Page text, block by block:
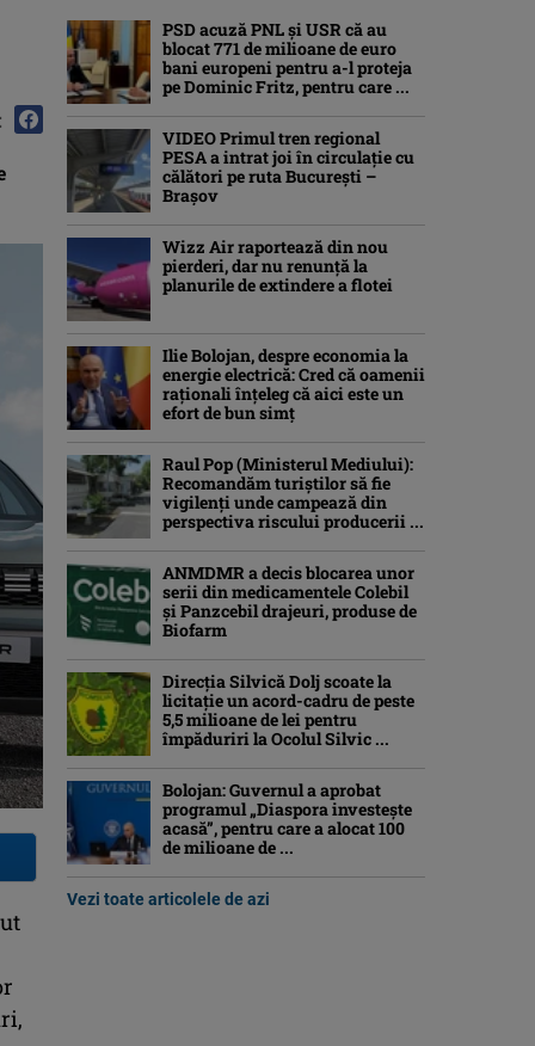
PSD acuză PNL și USR că au
blocat 771 de milioane de euro
bani europeni pentru a-l proteja
pe Dominic Fritz, pentru care ...
VIDEO Primul tren regional
PESA a intrat joi în circulație cu
călători pe ruta București –
Brașov
Wizz Air raportează din nou
pierderi, dar nu renunță la
planurile de extindere a flotei
Ilie Bolojan, despre economia la
energie electrică: Cred că oamenii
raţionali înţeleg că aici este un
efort de bun simţ
Raul Pop (Ministerul Mediului):
Recomandăm turiştilor să fie
vigilenţi unde campează din
perspectiva riscului producerii ...
ANMDMR a decis blocarea unor
serii din medicamentele Colebil
și Panzcebil drajeuri, produse de
Biofarm
Direcția Silvică Dolj scoate la
licitație un acord-cadru de peste
5,5 milioane de lei pentru
împăduriri la Ocolul Silvic ...
Bolojan: Guvernul a aprobat
programul „Diaspora investeşte
acasă”, pentru care a alocat 100
de milioane de ...
Vezi toate articolele de azi